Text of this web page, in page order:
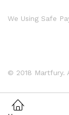
© 2018 Martfury.
We Using Safe